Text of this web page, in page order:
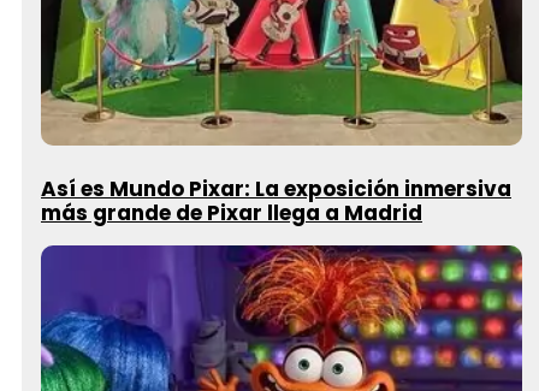
Así es Mundo Pixar: La exposición inmersiva
más grande de Pixar llega a Madrid